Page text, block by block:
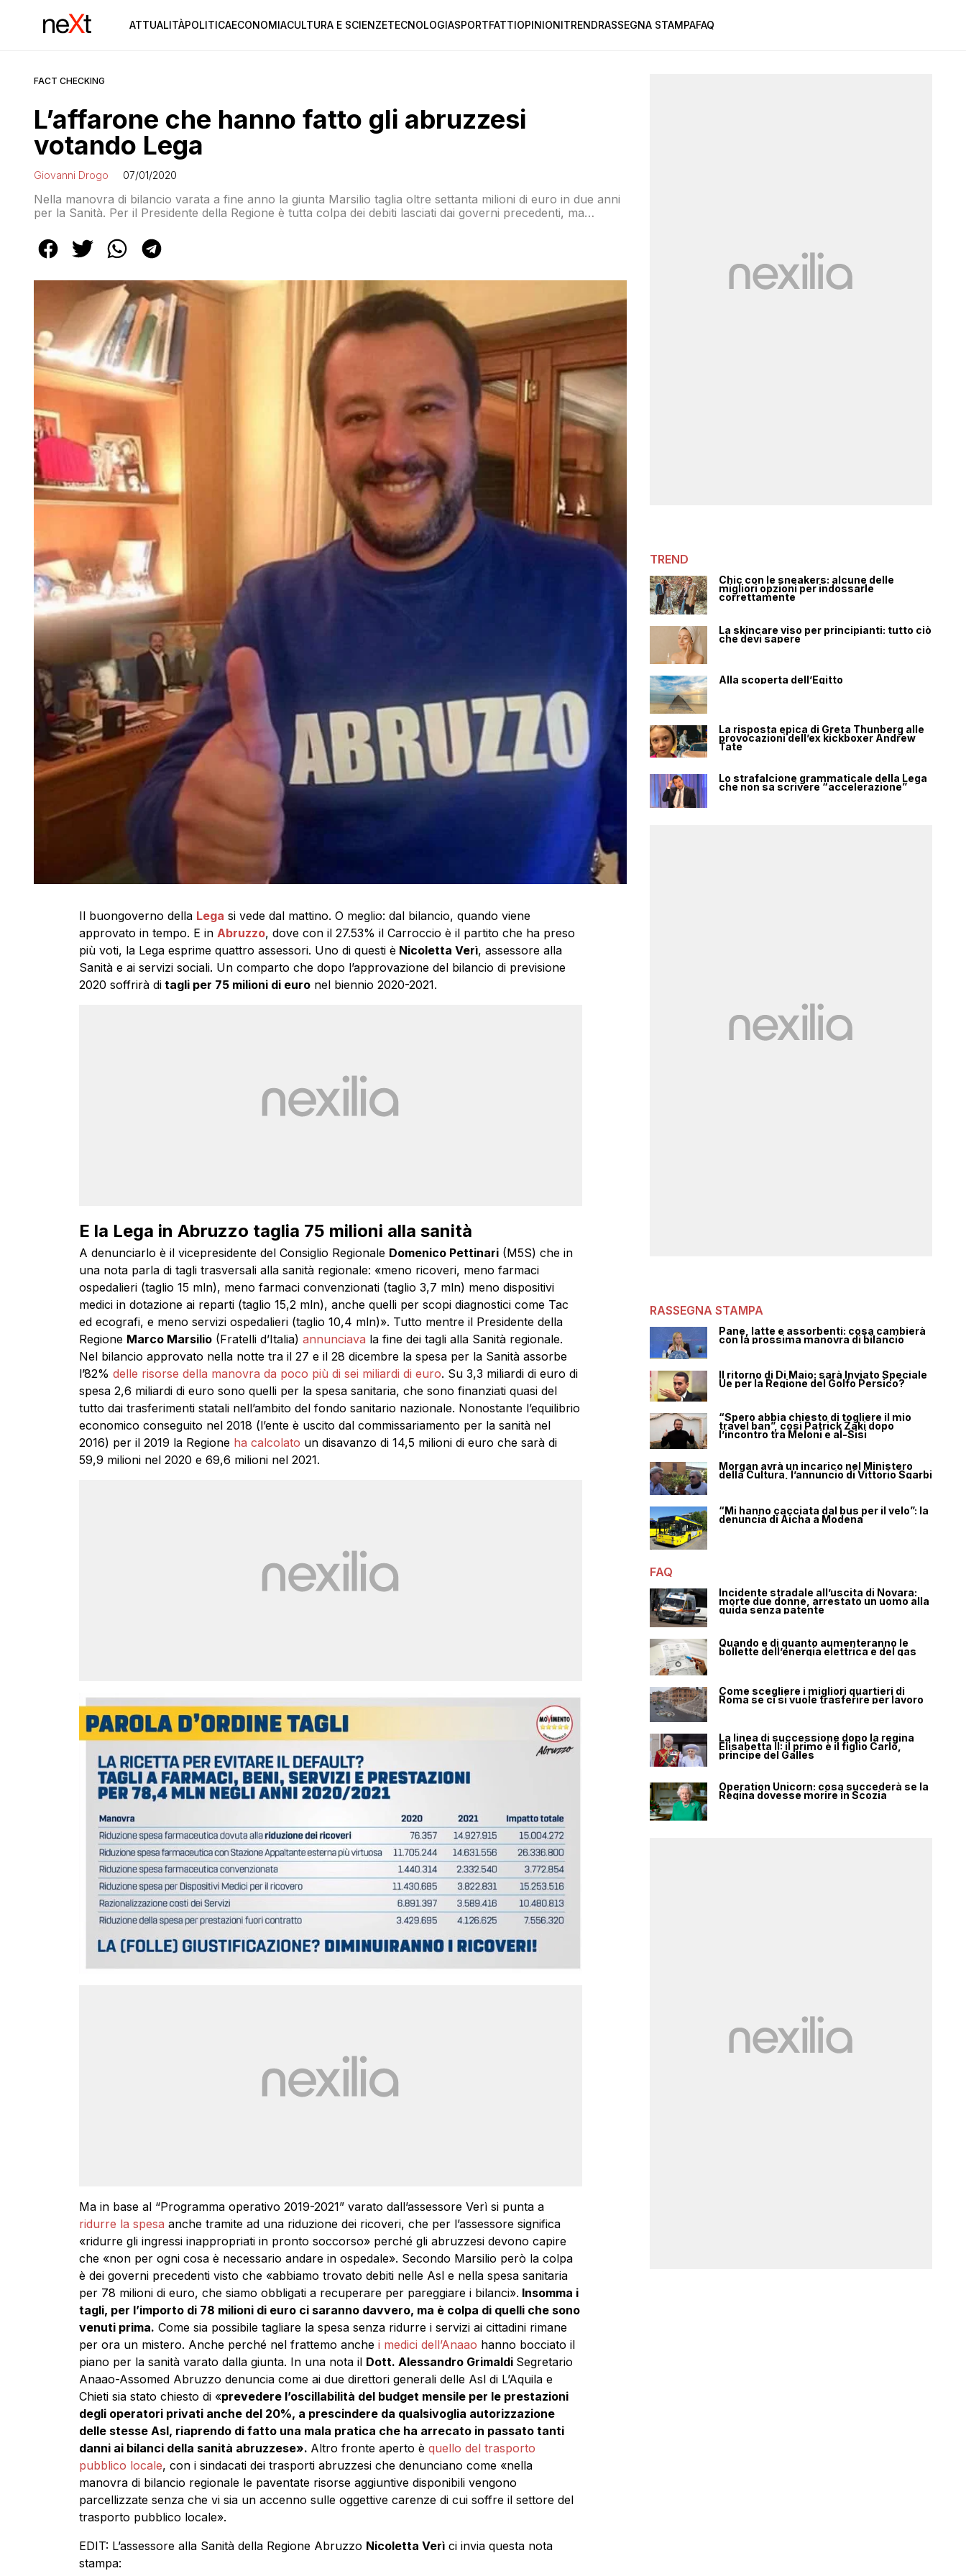
ATTUALITÀPOLITICAECONOMIACULTURA E SCIENZETECNOLOGIASPORTFATTIOPINIONITRENDRASSEGNA STAMPAFAQ
FACT CHECKING
L’affarone che hanno fatto gli abruzzesi
votando Lega
Giovanni Drogo 07/01/2020
Nella manovra di bilancio varata a fine anno la giunta Marsilio taglia oltre settanta milioni di euro in due anni
per la Sanità. Per il Presidente della Regione è tutta colpa dei debiti lasciati dai governi precedenti, ma
Il buongoverno della Lega si vede dal mattino. O meglio: dal bilancio, quando viene
approvato in tempo. E in Abruzzo, dove con il 27.53% il Carroccio è il partito che ha preso
più voti, la Lega esprime quattro assessori. Uno di questi èNicoletta Verì, assessore alla
Sanità e ai servizi sociali. Un comparto che dopo l’approvazione del bilancio di previsione
2020 soffrirà ditagli per 75 milioni di euronel biennio 2020-2021.
E la Lega in Abruzzo taglia 75 milioni alla sanità
A denunciarlo è il vicepresidente del Consiglio Regionale Domenico Pettinari(M5S) che in
una nota parla di tagli trasversali alla sanità regionale: «meno ricoveri, meno farmaci
ospedalieri (taglio 15 mln), meno farmaci convenzionati (taglio 3,7 mln) meno dispositivi
medici in dotazione ai reparti (taglio 15,2 mln), anche quelli per scopi diagnostici come Tac
ed ecografi, e meno servizi ospedalieri (taglio 10,4 mln)». Tutto mentre il Presidente della
Regione Marco Marsilio(Fratelli d’Italia) annunciava la fine dei tagli alla Sanità regionale.
Nel bilancio approvato nella notte tra il 27 e il 28 dicembre la spesa per la Sanità assorbe
l’82% delle risorse della manovra da poco più di sei miliardi di euro. Su 3,3 miliardi di euro di
spesa 2,6 miliardi di euro sono quelli per la spesa sanitaria, che sono finanziati quasi del
tutto dai trasferimenti statali nell’ambito del fondo sanitario nazionale. Nonostante l’equilibrio
economico conseguito nel 2018 (l’ente è uscito dal commissariamento per la sanità nel
2016) per il 2019 la Regioneha calcolato un disavanzo di 14,5 milioni di euro che sarà di
59,9 milioni nel 2020 e 69,6 milioni nel 2021.
Ma in base al “Programma operativo 2019-2021” varato dall’assessore Verì si punta a
ridurre la spesa anche tramite ad una riduzione dei ricoveri, che per l’assessore significa
«ridurre gli ingressi inappropriati in pronto soccorso» perché gli abruzzesi devono capire
che «non per ogni cosa è necessario andare in ospedale». Secondo Marsilio però la colpa
è dei governi precedenti visto che «abbiamo trovato debiti nelle Asl e nella spesa sanitaria
per 78 milioni di euro, che siamo obbligati a recuperare per pareggiare i bilanci». Insomma i
tagli, per l’importo di 78 milioni di euro ci saranno davvero, ma è colpa di quelli che sono
venuti prima. Come sia possibile tagliare la spesa senza ridurre i servizi ai cittadini rimane
per ora un mistero. Anche perché nel frattemo anche i medici dell’Anaao hanno bocciato il
piano per la sanità varato dalla giunta. In una nota il Dott. Alessandro Grimaldi Segretario
Anaao-Assomed Abruzzo denuncia come ai due direttori generali delle Asl di L’Aquila e
Chieti sia stato chiesto di «prevedere l’oscillabilità del budget mensile per le prestazioni
degli operatori privati anche del 20%, a prescindere da qualsivoglia autorizzazione
delle stesse Asl, riaprendo di fatto una mala pratica che ha arrecato in passato tanti
danni ai bilanci della sanità abruzzese». Altro fronte aperto è quello del trasporto
pubblico locale, con i sindacati dei trasporti abruzzesi che denunciano come «nella
manovra di bilancio regionale le paventate risorse aggiuntive disponibili vengono
parcellizzate senza che vi sia un accenno sulle oggettive carenze di cui soffre il settore del
trasporto pubblico locale».
EDIT: L’assessore alla Sanità della Regione Abruzzo Nicoletta Verìci invia questa nota
stampa:
TREND
Chic con le sneakers: alcune delle
migliori opzioni per indossarle
correttamente
La skincare viso per principianti: tutto ciò
che devi sapere
Alla scoperta dell’Egitto
La risposta epica di Greta Thunberg alle
provocazioni dell’ex kickboxer Andrew
Tate
Lo strafalcione grammaticale della Lega
che non sa scrivere “accelerazione”
RASSEGNA STAMPA
Pane, latte e assorbenti: cosa cambierà
con la prossima manovra di bilancio
Il ritorno di Di Maio: sarà Inviato Speciale
Ue per la Regione del Golfo Persico?
“Spero abbia chiesto di togliere il mio
travel ban”, così Patrick Zaki dopo
l’incontro tra Meloni e al-Sisi
Morgan avrà un incarico nel Ministero
della Cultura, l’annuncio di Vittorio Sgarbi
“Mi hanno cacciata dal bus per il velo”: la
denuncia di Aicha a Modena
FAQ
Incidente stradale all’uscita di Novara:
morte due donne, arrestato un uomo alla
guida senza patente
Quando e di quanto aumenteranno le
bollette dell’energia elettrica e del gas
Come scegliere i migliori quartieri di
Roma se ci si vuole trasferire per lavoro
La linea di successione dopo la regina
Elisabetta II: il primo è il figlio Carlo,
principe del Galles
Operation Unicorn: cosa succederà se la
Regina dovesse morire in Scozia